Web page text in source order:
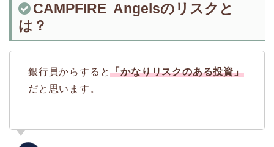
CAMPFIRE Angelsのリスクと
は？
銀行員からすると「かなりリスクのある投資」
だと思います。